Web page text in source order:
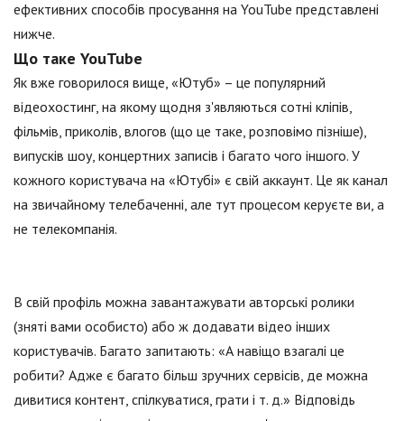
ефективних способів просування на YouTube представлені
нижче.
Що таке YouTube
Як вже говорилося вище, «Ютуб» – це популярний
відеохостинг, на якому щодня з'являються сотні кліпів,
фільмів, приколів, влогов (що це таке, розповімо пізніше),
випусків шоу, концертних записів і багато чого іншого. У
кожного користувача на «Ютубі» є свій аккаунт. Це як канал
на звичайному телебаченні, але тут процесом керуєте ви, а
не телекомпанія.
В свій профіль можна завантажувати авторські ролики
(зняті вами особисто) або ж додавати відео інших
користувачів. Багато запитають: «А навіщо взагалі це
робити? Адже є багато більш зручних сервісів, де можна
дивитися контент, спілкуватися, грати і т. д.» Відповідь